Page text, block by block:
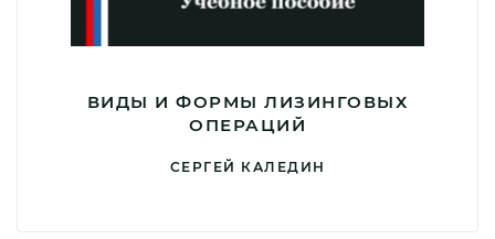
ВИДЫ И ФОРМЫ ЛИЗИНГОВЫХ
ОПЕРАЦИЙ
СЕРГЕЙ КАЛЕДИН